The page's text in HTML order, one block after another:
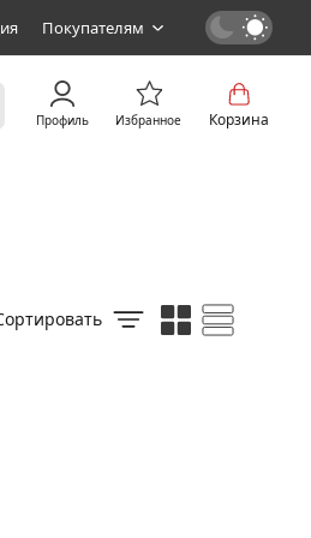
Покупателям
Профиль Избранное Корзина